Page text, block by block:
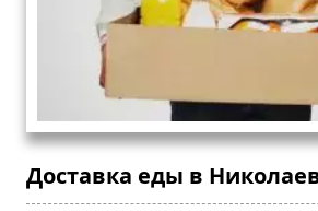
Доставка еды в